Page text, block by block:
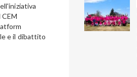
e il dibattito